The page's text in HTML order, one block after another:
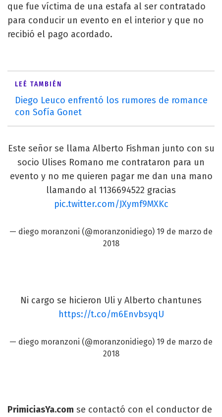
que fue víctima de una estafa al ser contratado
para conducir un evento en el interior y que no
recibió el pago acordado.
LEÉ TAMBIÉN
Diego Leuco enfrentó los rumores de romance
con Sofía Gonet
Este señor se llama Alberto Fishman junto con su
socio Ulises Romano me contrataron para un
evento y no me quieren pagar me dan una mano
llamando al 1136694522 gracias
pic.twitter.com/JXymf9MXKc
— diego moranzoni (@moranzonidiego) 19 de marzo de
2018
Ni cargo se hicieron Uli y Alberto chantunes
https://t.co/m6EnvbsyqU
— diego moranzoni (@moranzonidiego) 19 de marzo de
2018
PrimiciasYa.com se contactó con el conductor de